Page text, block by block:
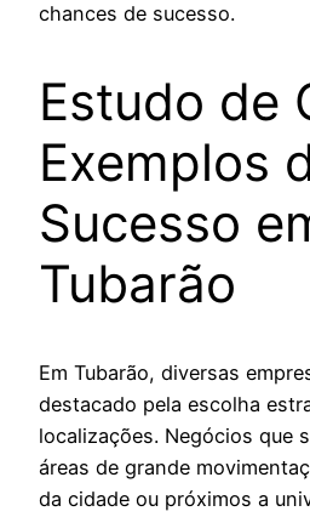
chances de sucesso.
Estudo de
Exemplos
Sucesso
Tubarão
Em Tubarão, diversas
destacado pela escolha
localizações. Negócios que
áreas de grande
da cidade ou próximos a